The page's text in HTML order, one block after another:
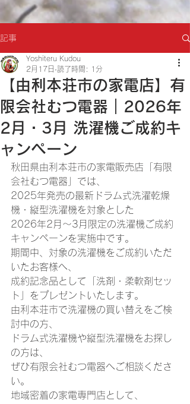
記事
【由利本荘市の家電店】有
限会社むつ電器｜2026年
2月・3月 洗濯機ご成約キ
ャンペーン
Yoshiteru Kudou
2月17日 読了時間: 1分
秋田県由利本荘市の家電販売店「有限
会社むつ電器」では、
2025年発売の最新ドラム式洗濯乾燥
機・縦型洗濯機を対象とした
2026年2月～3月限定の洗濯機ご成約
キャンペーンを実施中です。
期間中、対象の洗濯機をご成約いただ
いたお客様へ、
成約記念品として「洗剤・柔軟剤セッ
ト」をプレゼントいたします。
由利本荘市で洗濯機の買い替えをご検
討中の方、
ドラム式洗濯機や縦型洗濯機をお探し
の方は、
ぜひ有限会社むつ電器へご相談くださ
い。
地域密着の家電専門店として、